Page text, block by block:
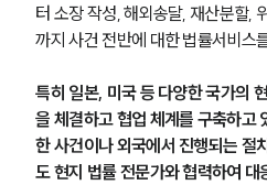
터 소장 작성, 해외송달, 재산분할,
까지 사건 전반에 대한 법률서비스
특히 일본, 미국 등 다양한 국가의
을 체결하고 협업 체계를 구축하고
한 사건이나 외국에서 진행되는 절
도 현지 법률 전문가와 협력하여